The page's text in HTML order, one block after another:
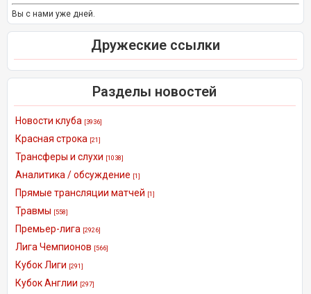
Вы с нами уже дней.
Дружеские ссылки
Разделы новостей
Новости клуба [3936]
Красная строка [21]
Трансферы и слухи [1038]
Аналитика / обсуждение [1]
Прямые трансляции матчей [1]
Травмы [558]
Премьер-лига [2926]
Лига Чемпионов [566]
Кубок Лиги [291]
Кубок Англии [297]